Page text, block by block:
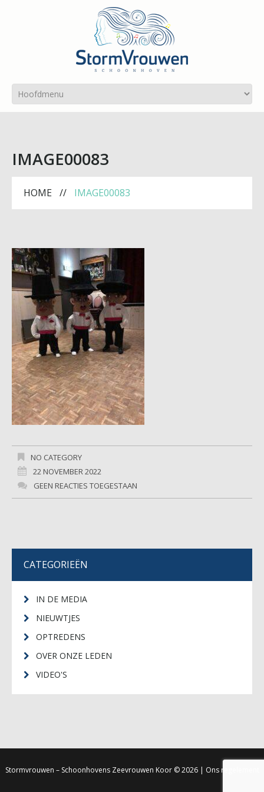
IMAGE00083
HOME IMAGE00083
NO CATEGORY
22 NOVEMBER 2022
GEEN REACTIES TOEGESTAAN
CATEGORIEËN
IN DE MEDIA
NIEUWTJES
OPTREDENS
OVER ONZE LEDEN
VIDEO'S
Stormvrouwen – Schoonhovens Zeevrouwen Koor© 2026 | Ons regelement